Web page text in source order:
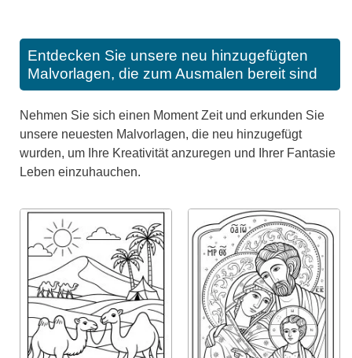
Entdecken Sie unsere neu hinzugefügten
Malvorlagen, die zum Ausmalen bereit sind
Nehmen Sie sich einen Moment Zeit und erkunden Sie
unsere neuesten Malvorlagen, die neu hinzugefügt
wurden, um Ihre Kreativität anzuregen und Ihrer Fantasie
Leben einzuhauchen.